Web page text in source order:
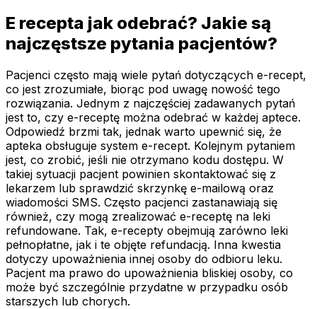
E recepta jak odebrać? Jakie są
najczęstsze pytania pacjentów?
Pacjenci często mają wiele pytań dotyczących e-recept,
co jest zrozumiałe, biorąc pod uwagę nowość tego
rozwiązania. Jednym z najczęściej zadawanych pytań
jest to, czy e-receptę można odebrać w każdej aptece.
Odpowiedź brzmi tak, jednak warto upewnić się, że
apteka obsługuje system e-recept. Kolejnym pytaniem
jest, co zrobić, jeśli nie otrzymano kodu dostępu. W
takiej sytuacji pacjent powinien skontaktować się z
lekarzem lub sprawdzić skrzynkę e-mailową oraz
wiadomości SMS. Często pacjenci zastanawiają się
również, czy mogą zrealizować e-receptę na leki
refundowane. Tak, e-recepty obejmują zarówno leki
pełnopłatne, jak i te objęte refundacją. Inna kwestia
dotyczy upoważnienia innej osoby do odbioru leku.
Pacjent ma prawo do upoważnienia bliskiej osoby, co
może być szczególnie przydatne w przypadku osób
starszych lub chorych.